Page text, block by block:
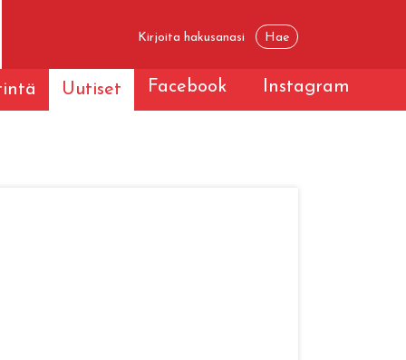
Uutiset Facebook Instagram